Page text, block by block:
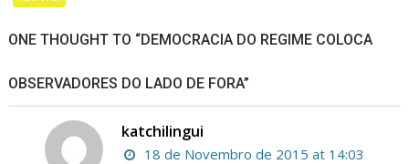
ONE THOUGHT TO “DEMOCRACIA DO REGIME COLOCA
OBSERVADORES DO LADO DE FORA”
katchilingui
18 de Novembro de 2015 at 14:03